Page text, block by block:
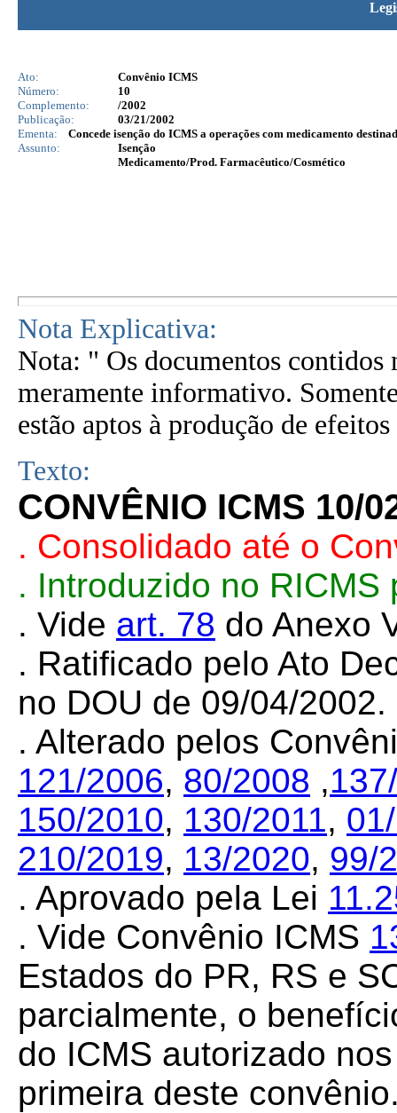
Ato:
Convênio ICMS
Número:
10
Complemento:
/2002
Publicação:
03/21/2002
Ementa:
Concede isenção do ICMS a operações com medicamento
Assunto:
Isenção
Medicamento/Prod. Farmacêutico/Cosmético
Nota Explicativa:
Nota: " Os documentos contidos
meramente informativo.
estão aptos à produção de
Texto:
CONVÊNIO ICMS 10/
. Consolidado até o
. Introduzido no
. Vide art. 78 do Anexo
. Ratificado pelo Ato
no DOU de 09/04/2002.
. Alterado pelos
121/2006, 80/2008 ,
150/2010, 130/2011,
210/2019, 13/2020, 99/
. Aprovado pela Lei
. Vide Convênio ICMS
Estados do PR, RS e
parcialmente, o
do ICMS autorizado
primeira deste